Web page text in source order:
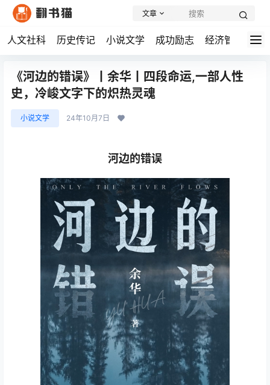
人文社科 历史传记 小说文学 成功励志 经济管理 学
文章
《河边的错误》丨余华丨四段命运,一部人性
史，冷峻文字下的炽热灵魂
小说文学 24年10月7日
河边的错误